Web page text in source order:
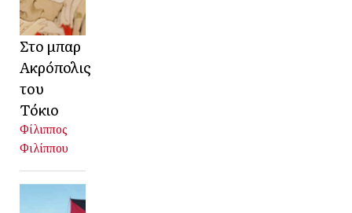
Στο μπαρ
Ακρόπολις
του
Τόκιο
Φίλιππος
Φιλίππου